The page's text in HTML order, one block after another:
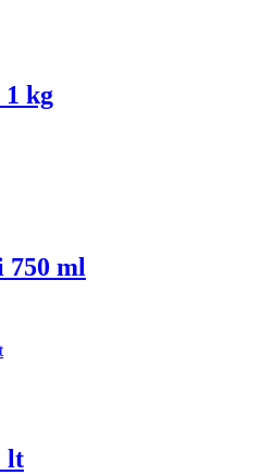
1 kg
750 ml
lt